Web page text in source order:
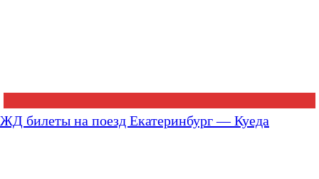
ЖД билеты на поезд Екатеринбург — Куеда